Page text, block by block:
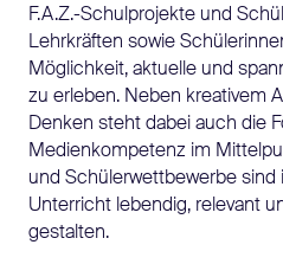
F.A.Z.-Schulprojekte und
Lehrkräften sowie
Möglichkeit, aktuelle und
zu erleben. Neben kreativem
Denken steht dabei auch die
Medienkompetenz im
und Schülerwettbewerbe sind
Unterricht lebendig, relevant
gestalten.